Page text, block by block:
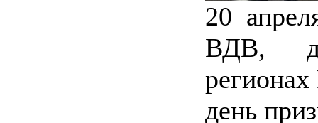
20
ВДВ,
день